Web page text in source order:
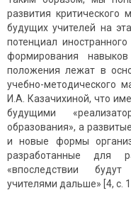
развития критического
будущих учителей на
потенциал
формирования
положения лежат в
учебно-методического
И.А. Казачихиной, что
будущими
образования», а
и новые формы
разработанные для
«впоследствии
учителями дальше» [4, с.